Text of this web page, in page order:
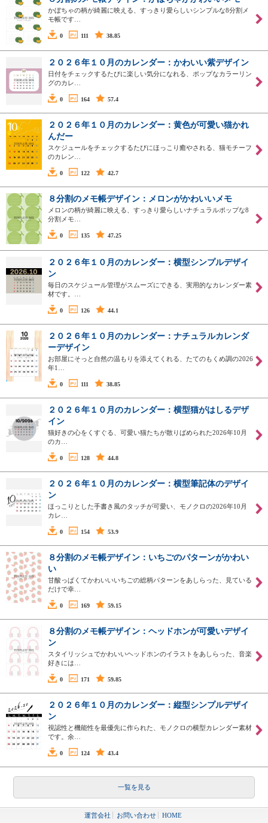
かぼちゃの柄が綺麗に映える、すっきり愛らしいシンプルな8分割メ
モ帳です…
0 111 38.85
２０２６年１０月のカレンダー：かわいい紫デザイン
日付をチェックするたびに楽しい気分になれる、ポップなカラーリン
グのカレ…
0 164 57.4
２０２６年１０月のカレンダー：黄色が可愛い猫かれ
んだー
スケジュールをチェックするたびにほっこり癒やされる、猫モチーフ
のカレン…
0 122 42.7
８分割のメモ帳デザイン：メロンがかわいいメモ
メロンの柄が綺麗に映える、すっきり愛らしいナチュラルポップな8
分割メモ…
0 135 47.25
２０２６年１０月のカレンダー：横型シンプルデザイ
ン
毎日のスケジュール管理がスムーズにできる、実用的なカレンダー素
材です。…
0 126 44.1
２０２６年１０月のカレンダー：ナチュラルカレンダ
ーデザイン
お部屋にそっと自然の温もりを添えてくれる、たてのもくめ調の2026
年1…
0 111 38.85
２０２６年１０月のカレンダー：横型猫がはしるデザ
イン
猫好きの心をくすぐる、可愛い猫たちが散りばめられた2026年10月
のカ…
0 128 44.8
２０２６年１０月のカレンダー：横型筆記体のデザイ
ン
ほっこりとした手書き風のタッチが可愛い、モノクロの2026年10月
カレ…
0 154 53.9
８分割のメモ帳デザイン：いちごのパターンがかわい
い
甘酸っぱくてかわいいいちごの総柄パターンをあしらった、見ている
だけで幸…
0 169 59.15
８分割のメモ帳デザイン：ヘッドホンが可愛いデザイ
ン
スタイリッシュでかわいいヘッドホンのイラストをあしらった、音楽
好きには…
0 171 59.85
２０２６年１０月のカレンダー：縦型シンプルデザイ
ン
視認性と機能性を最優先に作られた、モノクロの横型カレンダー素材
です。余…
0 124 43.4
一覧を見る
運営会社 お問い合わせ
HOME